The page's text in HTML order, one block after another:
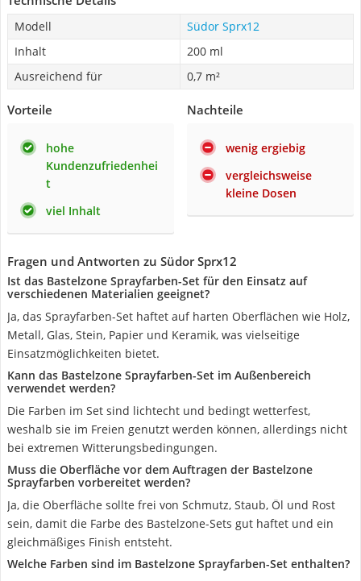
Modell
Südor Sprx12
Inhalt
200 ml
Ausreichend für
0,7 m²
Vorteile
hohe
Kundenzufriedenhei
t
viel Inhalt
Nachteile
wenig ergiebig
vergleichsweise
kleine Dosen
Fragen und Antworten zu Südor Sprx12
Ist das Bastelzone Sprayfarben-Set für den Einsatz auf
verschiedenen Materialien geeignet?
Ja, das Sprayfarben-Set haftet auf harten Oberflächen wie Holz,
Metall, Glas, Stein, Papier und Keramik, was vielseitige
Einsatzmöglichkeiten bietet.
Kann das Bastelzone Sprayfarben-Set im Außenbereich
verwendet werden?
Die Farben im Set sind lichtecht und bedingt wetterfest,
weshalb sie im Freien genutzt werden können, allerdings nicht
bei extremen Witterungsbedingungen.
Muss die Oberfläche vor dem Auftragen der Bastelzone
Sprayfarben vorbereitet werden?
Ja, die Oberfläche sollte frei von Schmutz, Staub, Öl und Rost
sein, damit die Farbe des Bastelzone-Sets gut haftet und ein
gleichmäßiges Finish entsteht.
Welche Farben sind im Bastelzone Sprayfarben-Set enthalten?